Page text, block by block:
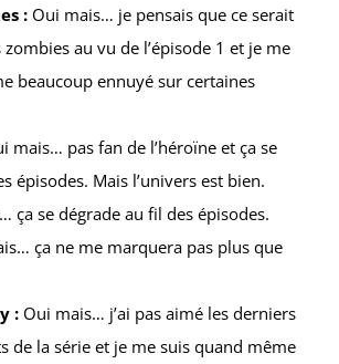
:Oui mais… je pensais que ce serait
au vu de l’épisode 1 et je me
beaucoup ennuyé sur certaines
mais… pas fan de l’héroïne et ça se
épisodes. Mais l’univers est bien.
ça se dégrade au fil des épisodes.
ça ne me marquera pas plus que
:Oui mais… j’ai pas aimé les derniers
de la série et je me suis quand même